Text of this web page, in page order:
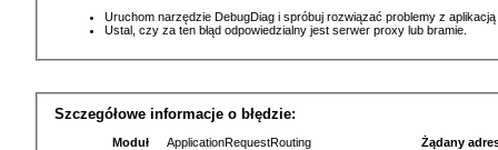
Uruchom narzędzie DebugDiag i spróbuj rozwiązać problemy z
Ustal, czy za ten błąd odpowiedzialny jest serwer proxy lub bramie.
Szczegółowe informacje o błędzie:
Moduł
ApplicationRequestRouting
Żądany